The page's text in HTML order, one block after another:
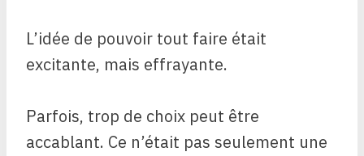
L’idée de pouvoir tout faire était
excitante, mais effrayante.
Parfois, trop de choix peut être
accablant. Ce n’était pas seulement une